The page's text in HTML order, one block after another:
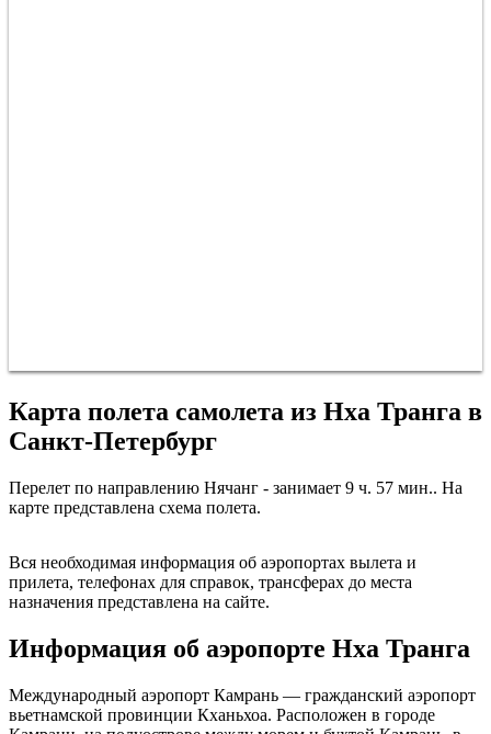
Карта полета самолета из Нха Транга в
Санкт-Петербург
Перелет по направлению Нячанг - занимает 9 ч. 57 мин.. На
карте представлена схема полета.
Санкт-Петербург
Вся необходимая информация об аэропортах вылета и
прилета, телефонах для справок, трансферах до места
назначения представлена на сайте.
Информация об аэропорте Нха Транга
Международный аэропорт Камрань — гражданский аэропорт
вьетнамской провинции Кханьхоа. Расположен в городе